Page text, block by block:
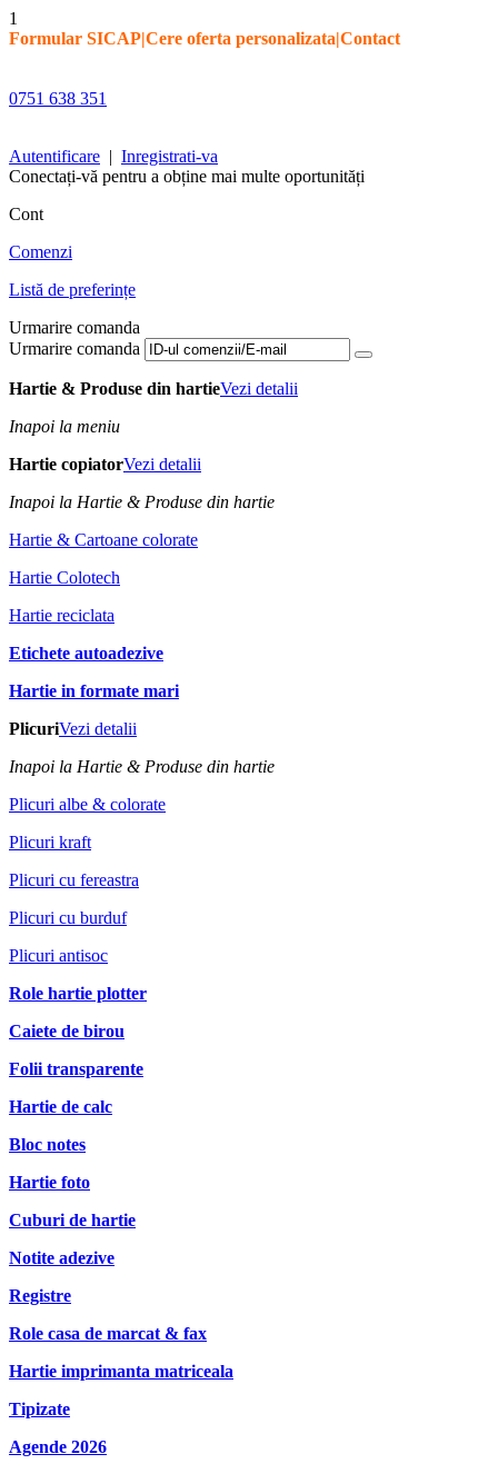
1
Formular SICAP|Cere oferta personalizata|Contact
0751 638 351
Autentificare | Inregistrati-va
Conectați-vă pentru a obține mai multe oportunități
Cont
Comenzi
Listă de preferințe
Urmarire comanda
Urmarire comanda
Hartie & Produse din hartieVezi detalii
Inapoi la meniu
Hartie copiatorVezi detalii
Inapoi la Hartie & Produse din hartie
Hartie & Cartoane colorate
Hartie Colotech
Hartie reciclata
Etichete autoadezive
Hartie in formate mari
PlicuriVezi detalii
Inapoi la Hartie & Produse din hartie
Plicuri albe & colorate
Plicuri kraft
Plicuri cu fereastra
Plicuri cu burduf
Plicuri antisoc
Role hartie plotter
Caiete de birou
Folii transparente
Hartie de calc
Bloc notes
Hartie foto
Cuburi de hartie
Notite adezive
Registre
Role casa de marcat & fax
Hartie imprimanta matriceala
Tipizate
Agende 2026